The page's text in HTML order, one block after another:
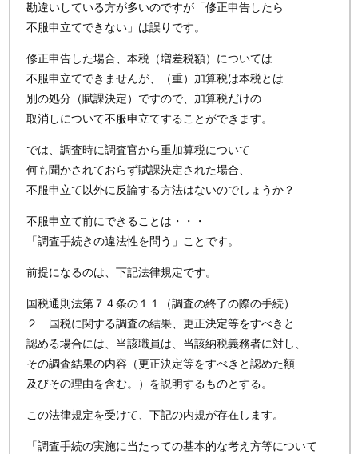
勘違いしている方が多いのですが「修正申告したら
不服申立てできない」は誤りです。
修正申告した場合、本税（増差税額）については
不服申立てできませんが、（重）加算税は本税とは
別の処分（賦課決定）ですので、加算税だけの
取消しについて不服申立てすることができます。
では、調査時に調査官から重加算税について
何も聞かされておらず賦課決定された場合、
不服申立て以外に反論する方法はないのでしょうか？
不服申立て前にできることは・・・
「調査手続きの違法性を問う」ことです。
前提になるのは、下記法律規定です。
国税通則法第７４条の１１（調査の終了の際の手続）
２ 国税に関する調査の結果、更正決定等をすべきと
認める場合には、当該職員は、当該納税義務者に対し、
その調査結果の内容（更正決定等をすべきと認めた額
及びその理由を含む。）を説明するものとする。
この法律規定を受けて、下記の内規が存在します。
「調査手続の実施に当たっての基本的な考え方等について